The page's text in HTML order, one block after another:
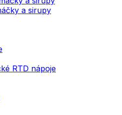
a sirupy
RTD nápoje